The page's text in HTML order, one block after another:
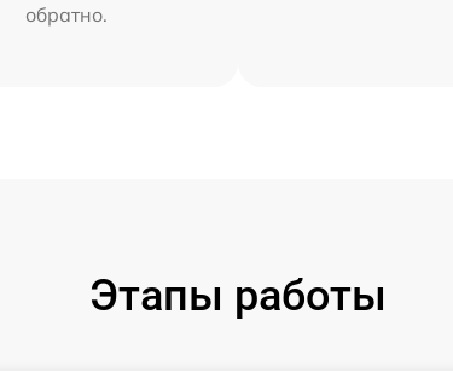
обратно.
Этапы работы